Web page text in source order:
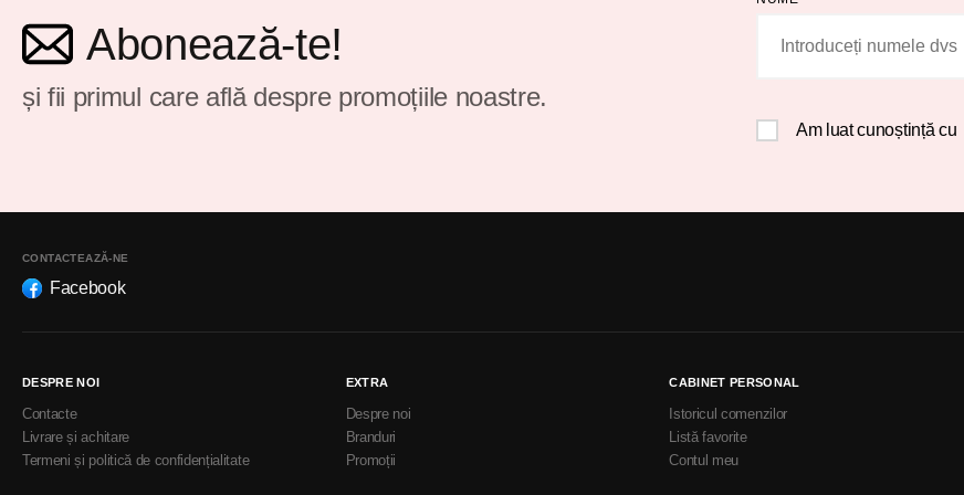
Abonează-te!
și fii primul care află despre promoțiile noastre.
Am luat cunoștință cu
CONTACTEAZĂ-NE
Facebook
DESPRE NOI
Contacte
Livrare și achitare
Termeni și politică de confidențialitate
EXTRA
Despre noi
Branduri
Promoții
CABINET PERSONAL
Istoricul comenzilor
Listă favorite
Contul meu